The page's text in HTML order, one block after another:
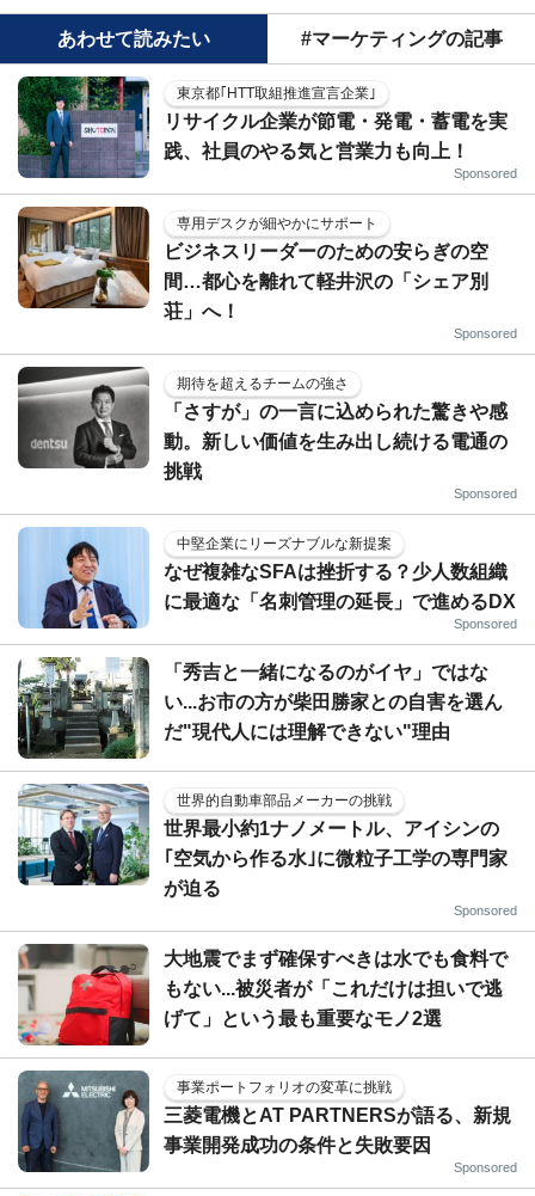
あわせて読みたい #マーケティングの記事
東京都｢HTT取組推進宣言企業｣
リサイクル企業が節電・発電・蓄電を実
践、社員のやる気と営業力も向上！
Sponsored
専用デスクが細やかにサポート
ビジネスリーダーのための安らぎの空
間…都心を離れて軽井沢の「シェア別
荘」へ！
Sponsored
期待を超えるチームの強さ
「さすが」の一言に込められた驚きや感
動。新しい価値を生み出し続ける電通の
挑戦
Sponsored
中堅企業にリーズナブルな新提案
なぜ複雑なSFAは挫折する？少人数組織
に最適な「名刺管理の延長」で進めるDX
Sponsored
「秀吉と一緒になるのがイヤ」ではな
い...お市の方が柴田勝家との自害を選ん
だ"現代人には理解できない"理由
世界的自動車部品メーカーの挑戦
世界最小約1ナノメートル、アイシンの
｢空気から作る水｣に微粒子工学の専門家
が迫る
Sponsored
大地震でまず確保すべきは水でも食料で
もない...被災者が「これだけは担いで逃
げて」という最も重要なモノ2選
事業ポートフォリオの変革に挑戦
三菱電機とAT PARTNERSが語る、新規
事業開発成功の条件と失敗要因
Sponsored